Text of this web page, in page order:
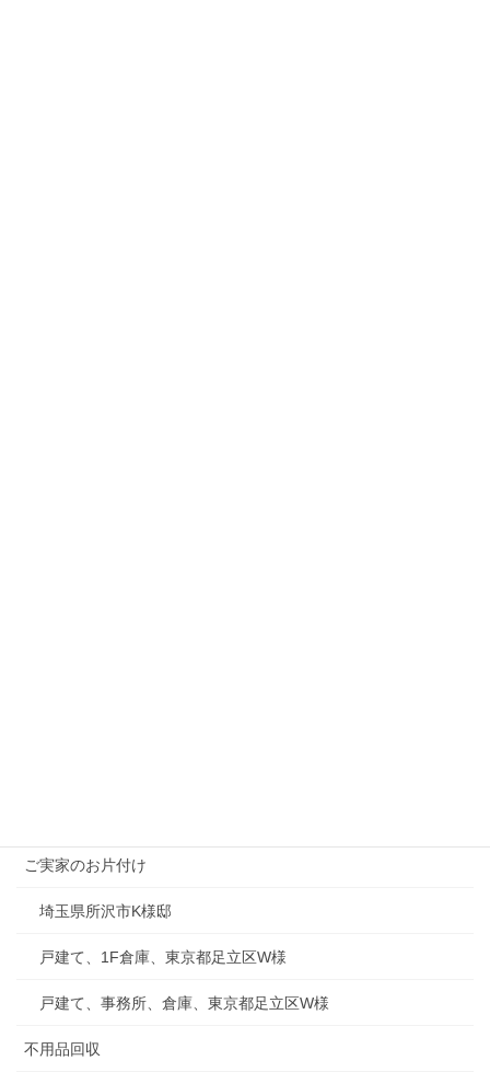
ご実家のお片付け
埼玉県所沢市K様邸
戸建て、1F倉庫、東京都足立区W様
戸建て、事務所、倉庫、東京都足立区W様
不用品回収